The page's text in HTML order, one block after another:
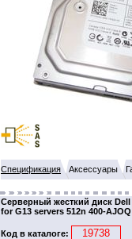
Спецификация Аксессуары
Серверный жесткий диск Dell
for G13 servers 512n 400-AJOQ
Код в каталоге: